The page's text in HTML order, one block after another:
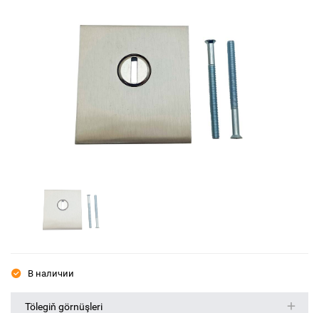
В наличии
Tölegiň görnüşleri